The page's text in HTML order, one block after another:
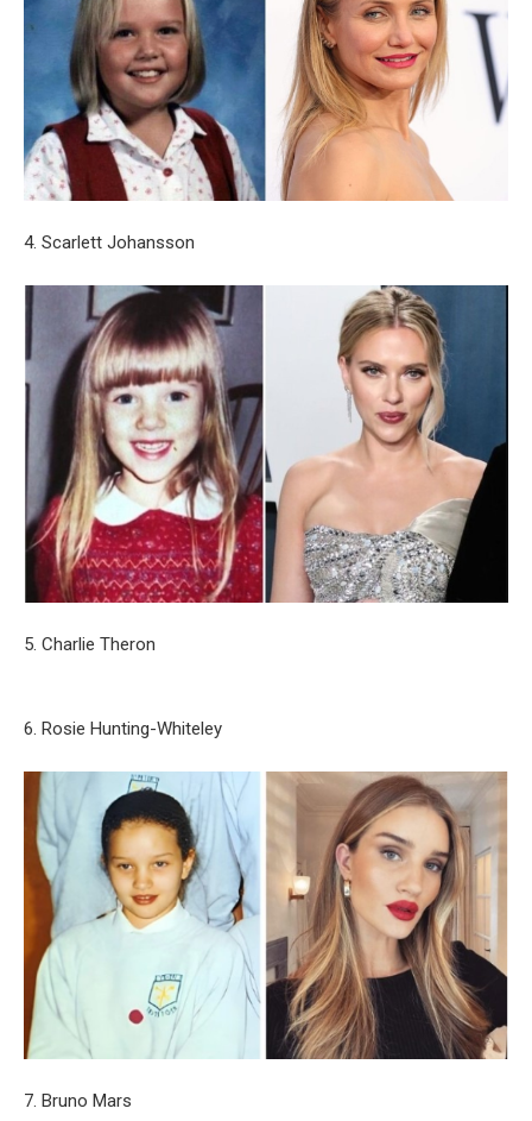
4. Scarlett Johansson
5. Charlie Theron
6. Rosie Hunting-Whiteley
7. Bruno Mars